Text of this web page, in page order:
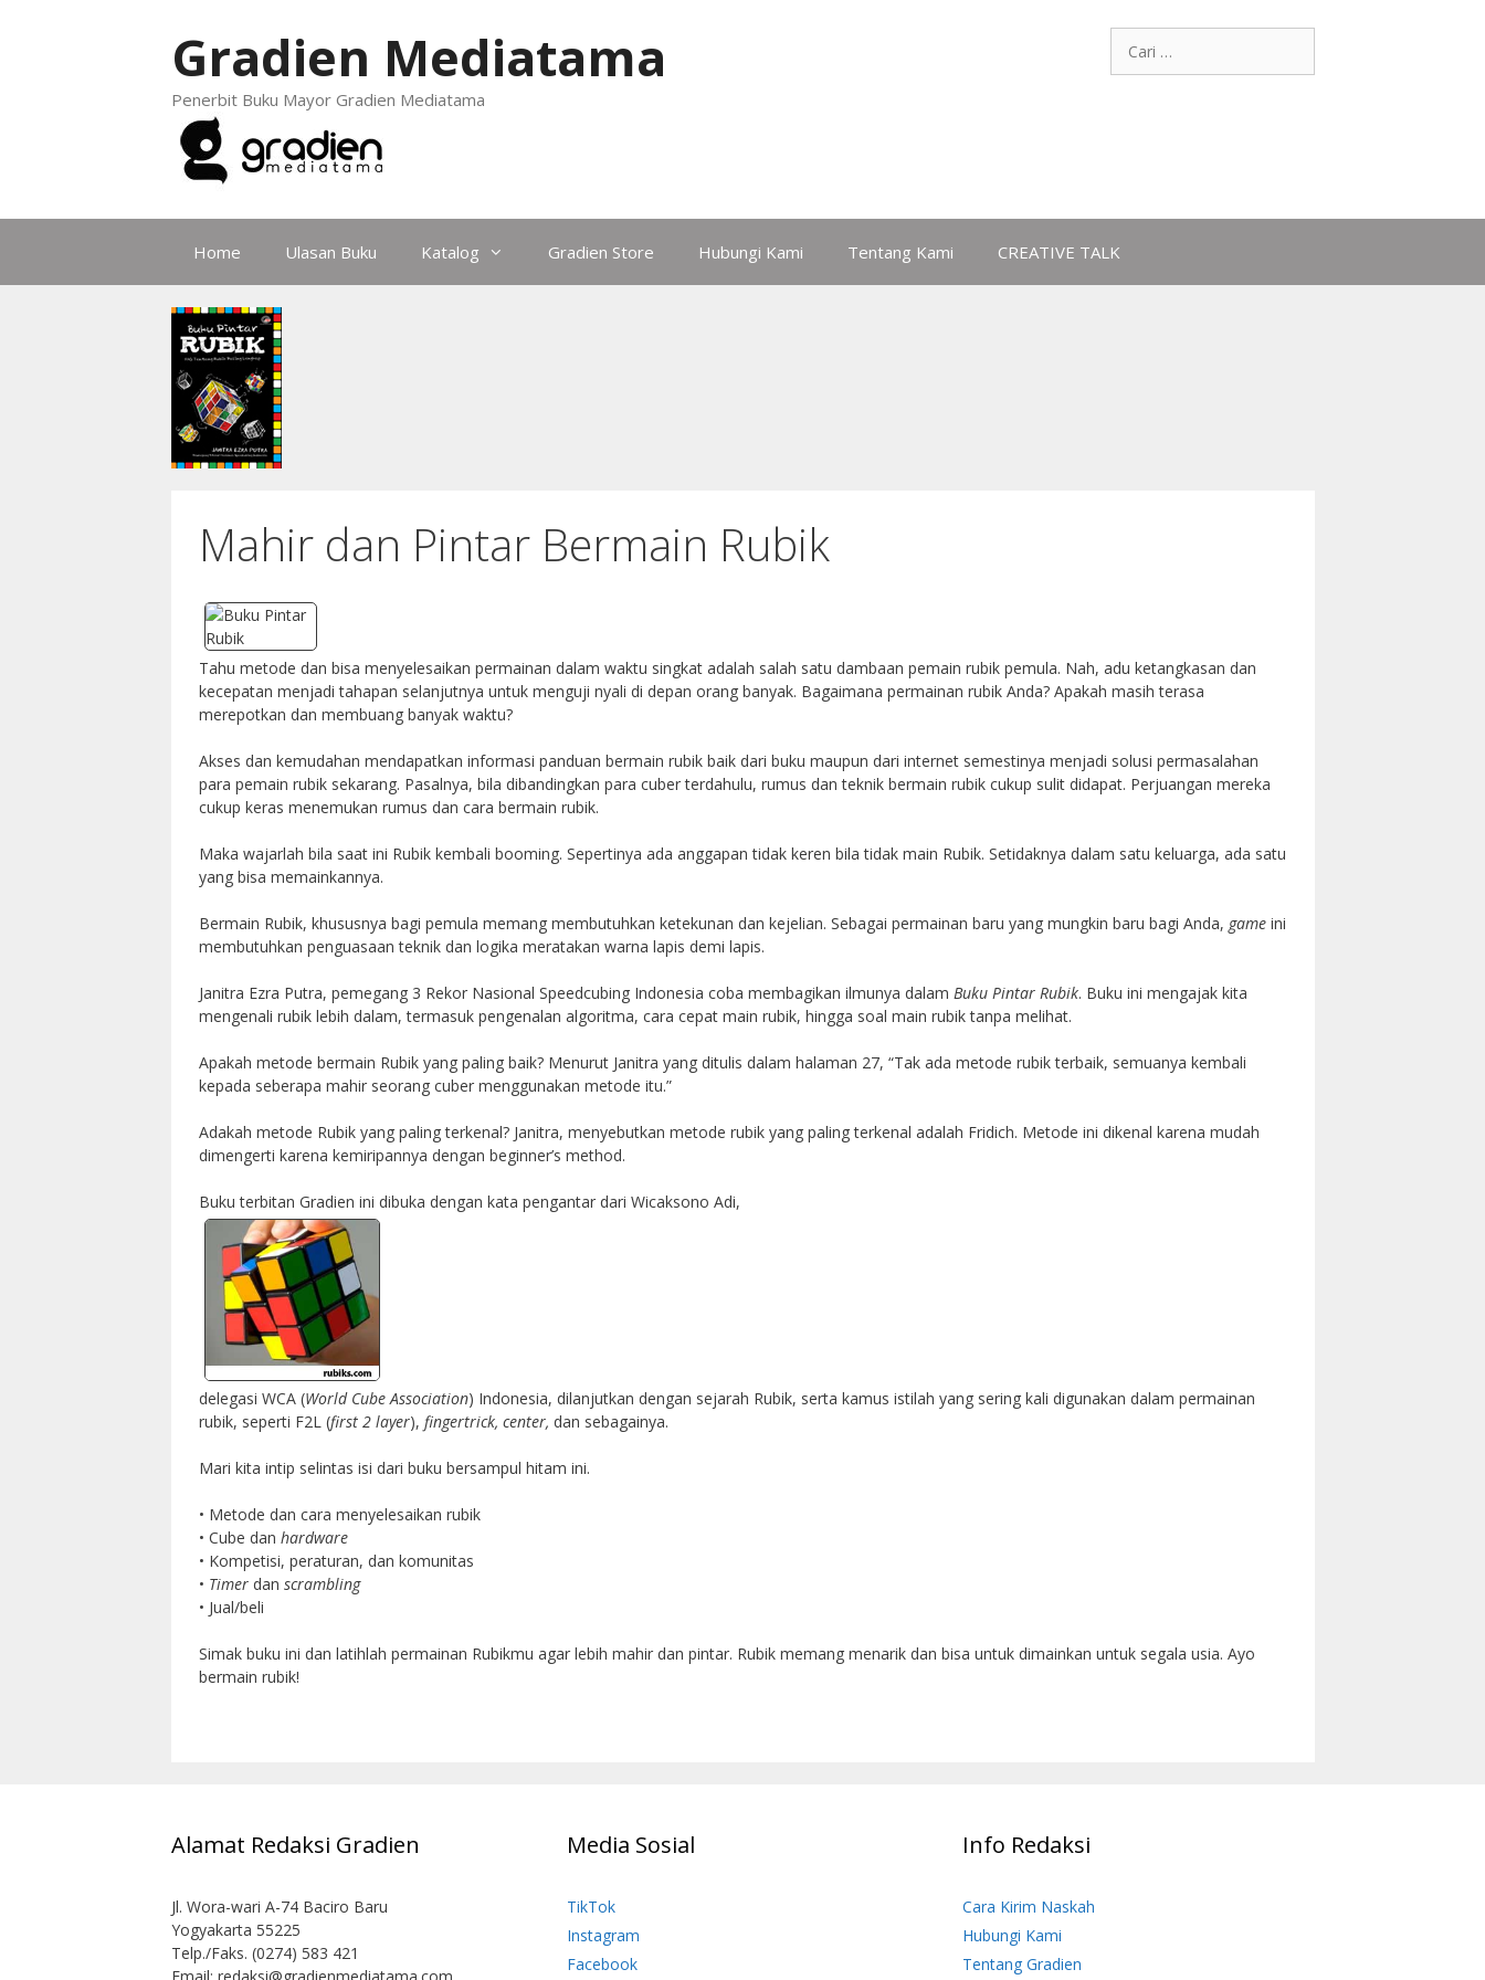
Gradien Mediatama
Penerbit Buku Mayor Gradien Mediatama
Home Ulasan Buku Katalog Gradien Store Hubungi Kami Tentang Kami CREATIVE TALK
Mahir dan Pintar Bermain Rubik
Tahu metode dan bisa menyelesaikan permainan dalam waktu singkat adalah salah satu dambaan pemain rubik pemula. Nah, adu ketangkasan dan
kecepatan menjadi tahapan selanjutnya untuk menguji nyali di depan orang banyak. Bagaimana permainan rubik Anda? Apakah masih terasa
merepotkan dan membuang banyak waktu?
Akses dan kemudahan mendapatkan informasi panduan bermain rubik baik dari buku maupun dari internet semestinya menjadi solusi permasalahan
para pemain rubik sekarang. Pasalnya, bila dibandingkan para cuber terdahulu, rumus dan teknik bermain rubik cukup sulit didapat. Perjuangan mereka
cukup keras menemukan rumus dan cara bermain rubik.
Maka wajarlah bila saat ini Rubik kembali booming. Sepertinya ada anggapan tidak keren bila tidak main Rubik. Setidaknya dalam satu keluarga, ada satu
yang bisa memainkannya.
Bermain Rubik, khususnya bagi pemula memang membutuhkan ketekunan dan kejelian. Sebagai permainan baru yang mungkin baru bagi Anda, gameini
membutuhkan penguasaan teknik dan logika meratakan warna lapis demi lapis.
Janitra Ezra Putra, pemegang 3 Rekor Nasional Speedcubing Indonesia coba membagikan ilmunya dalam Buku Pintar Rubik. Buku ini mengajak kita
mengenali rubik lebih dalam, termasuk pengenalan algoritma, cara cepat main rubik, hingga soal main rubik tanpa melihat.
Apakah metode bermain Rubik yang paling baik? Menurut Janitra yang ditulis dalam halaman 27, “Tak ada metode rubik terbaik, semuanya kembali
kepada seberapa mahir seorang cuber menggunakan metode itu.”
Adakah metode Rubik yang paling terkenal? Janitra, menyebutkan metode rubik yang paling terkenal adalah Fridich. Metode ini dikenal karena mudah
dimengerti karena kemiripannya dengan beginner’s method.
Buku terbitan Gradien ini dibuka dengan kata pengantar dari Wicaksono Adi,
delegasi WCA (World Cube Association) Indonesia, dilanjutkan dengan sejarah Rubik, serta kamus istilah yang sering kali digunakan dalam permainan
rubik, seperti F2L (first 2 layer), fingertrick, center, dan sebagainya.
Mari kita intip selintas isi dari buku bersampul hitam ini.
• Metode dan cara menyelesaikan rubik
• Cube dan hardware
• Kompetisi, peraturan, dan komunitas
• Timerdan scrambling
• Jual/beli
Simak buku ini dan latihlah permainan Rubikmu agar lebih mahir dan pintar. Rubik memang menarik dan bisa untuk dimainkan untuk segala usia. Ayo
bermain rubik!
Alamat Redaksi Gradien
Jl. Wora-wari A-74 Baciro Baru
Yogyakarta 55225
Telp./Faks. (0274) 583 421
Media Sosial
TikTok
Instagram
Facebook
Info Redaksi
Cara Kirim Naskah
Hubungi Kami
Tentang Gradien